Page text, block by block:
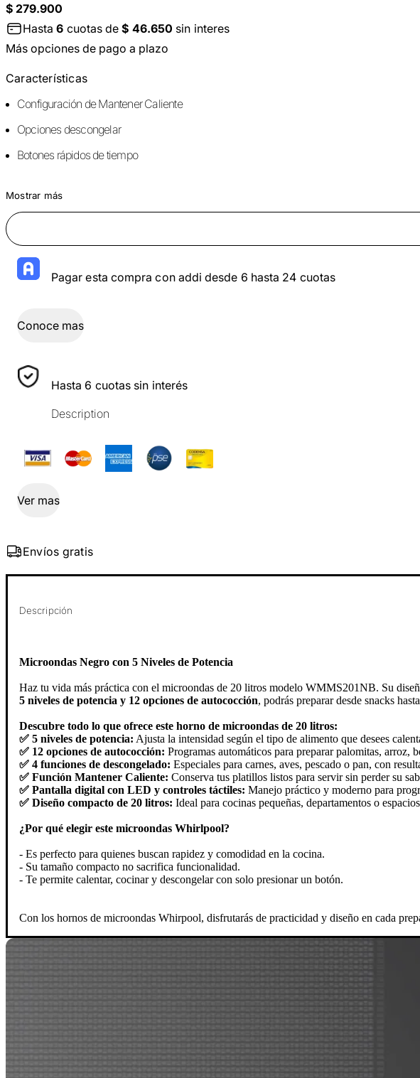
$ 279.900
Hasta6 cuotas de$ 46.650 sin interes
Más opciones de pago a plazo
Características
Configuración de Mantener Caliente
Opciones descongelar
Botones rápidos de tiempo
Mostrar más
Pagar esta compra con addi desde 6 hasta 24 cuotas
Conoce mas
Hasta 6 cuotas sin interés
Description
Ver mas
Envíos gratis
Descripción
Microondas Negro con 5 Niveles de Potencia
Haz tu vida más práctica con el microondas de 20 litros modelo WMMS201NB. Su
5 niveles de potencia y 12 opciones de autococción, podrás preparar desde snacks
Descubre todo lo que ofrece este horno de microondas de 20 litros:
✅ 5 niveles de potencia: Ajusta la intensidad según el tipo de alimento que desees
✅ 12 opciones de autococción: Programas automáticos para preparar palomitas, arroz,
✅ 4 funciones de descongelado: Especiales para carnes, aves, pescado o pan, con
✅ Función Mantener Caliente: Conserva tus platillos listos para servir sin perder su
✅ Pantalla digital con LED y controles táctiles: Manejo práctico y moderno para
✅ Diseño compacto de 20 litros: Ideal para cocinas pequeñas, departamentos o
¿Por qué elegir este microondas Whirlpool?
- Es perfecto para quienes buscan rapidez y comodidad en la cocina.
- Su tamaño compacto no sacrifica funcionalidad.
- Te permite calentar, cocinar y descongelar con solo presionar un botón.
Con los hornos de microondas Whirpool, disfrutarás de practicidad y diseño en cada